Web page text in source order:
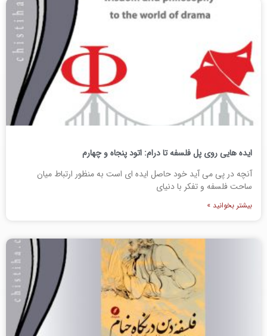
ایده هایی روی پل فلسفه تا درام: اتود پنجاه و چهارم
آنچه در پی می آید خود حاصل ایده ای است به منظور ارتباط میان
ساحت فلسفه و تفکر با دنیای
بیشتر بخوانید »